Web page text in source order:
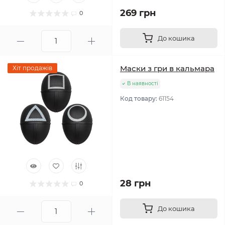
0 269 грн
До кошика
Хіт продажів
0
Маски з гри в кальмара
В наявності
Код товару: 61154
28 грн
До кошика